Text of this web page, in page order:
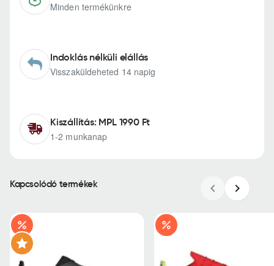
Minden termékünkre
Indoklás nélküli elállás
Visszaküldeheted 14 napig
Kiszállítás: MPL 1990 Ft
1-2 munkanap
Kapcsolódó termékek